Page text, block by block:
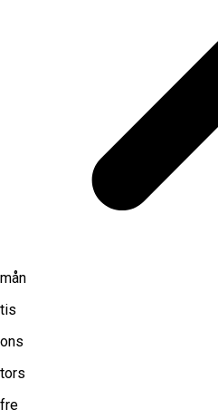
mån
tis
ons
tors
fre